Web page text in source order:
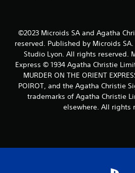
©2023 Microids SA and Agatha
reserved. Published by Microids
Studio Lyon. All rights reserved.
Express © 1934 Agatha Christie
MURDER ON THE ORIENT
POIROT, and the Agatha Christie
trademarks of Agatha Christie
elsewhere. All rights